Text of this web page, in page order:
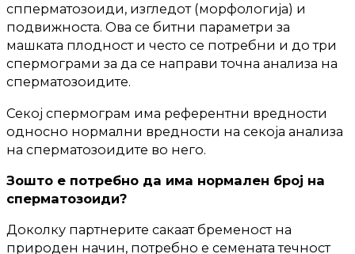
спперматозоиди, изгледот (морфологија) и
подвижноста. Ова се битни параметри за
машката плодност и често се потребни и до три
спермограми за да се направи точна анализа на
сперматозоидите.
Секој спермограм има референтни вредности
односно нормални вредности на секоја анализа
на сперматозоидите во него.
Зошто е потребно да има нормален број на
сперматозоиди?
Доколку партнерите сакаат бременост на
природен начин, потребно е семената течност